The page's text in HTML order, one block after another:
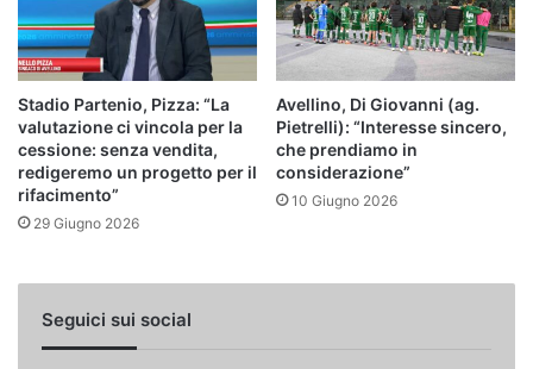
Stadio Partenio, Pizza: “La
valutazione ci vincola per la
cessione: senza vendita,
redigeremo un progetto per il
rifacimento”
29 Giugno 2026
Avellino, Di Giovanni (ag.
Pietrelli): “Interesse sincero,
che prendiamo in
considerazione”
10 Giugno 2026
Seguici sui social